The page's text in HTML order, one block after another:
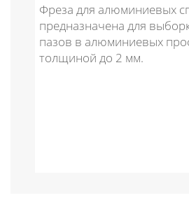
Фреза для алюминиевых
предназначена для
пазов в алюминиевых
толщиной до 2 мм.